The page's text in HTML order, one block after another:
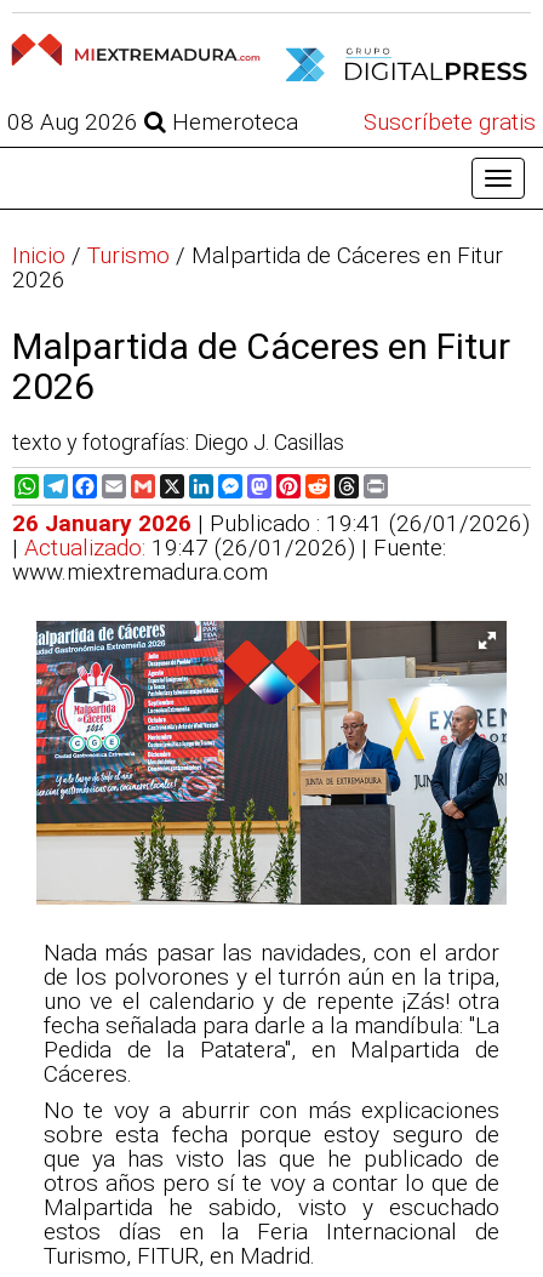
08 Aug 2026 Hemeroteca Suscríbete gratis
Inicio / Turismo / Malpartida de Cáceres en Fitur
2026
Malpartida de Cáceres en Fitur
2026
texto y fotografías: Diego J. Casillas
WhatsApp
Telegram
Facebook
EmailGmail
X LinkedIn
Messenger
Mastodon
Pinterest
RedditThreads
26 January 2026 | Publicado : 19:41 (26/01/2026)
| Actualizado: 19:47 (26/01/2026) | Fuente:
www.miextremadura.com
Nada más pasar las navidades, con el ardor
de los polvorones y el turrón aún en la tripa,
uno ve el calendario y de repente ¡Zás! otra
fecha señalada para darle a la mandíbula: "La
Pedida de la Patatera", en Malpartida de
Cáceres.
No te voy a aburrir con más explicaciones
sobre esta fecha porque estoy seguro de
que ya has visto las que he publicado de
otros años pero sí te voy a contar lo que de
Malpartida he sabido, visto y escuchado
estos días en la Feria Internacional de
Turismo, FITUR, en Madrid.